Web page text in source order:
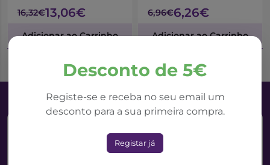
Desconto de 5€
Registe-se e receba no seu email um
desconto para a sua primeira compra.
Registar já
16,32€13,06€
Adicionar ao Carrinho
6,96€6,26€
Adicionar ao Carrinho